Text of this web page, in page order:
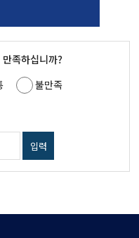
족하십니까?
불만족